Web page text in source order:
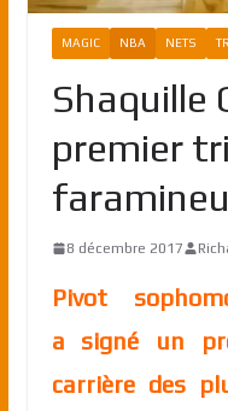
MAGIC NBA NETS
Shaquille
premier
8 décembre 2017
Pivot
a signé un
carrière des